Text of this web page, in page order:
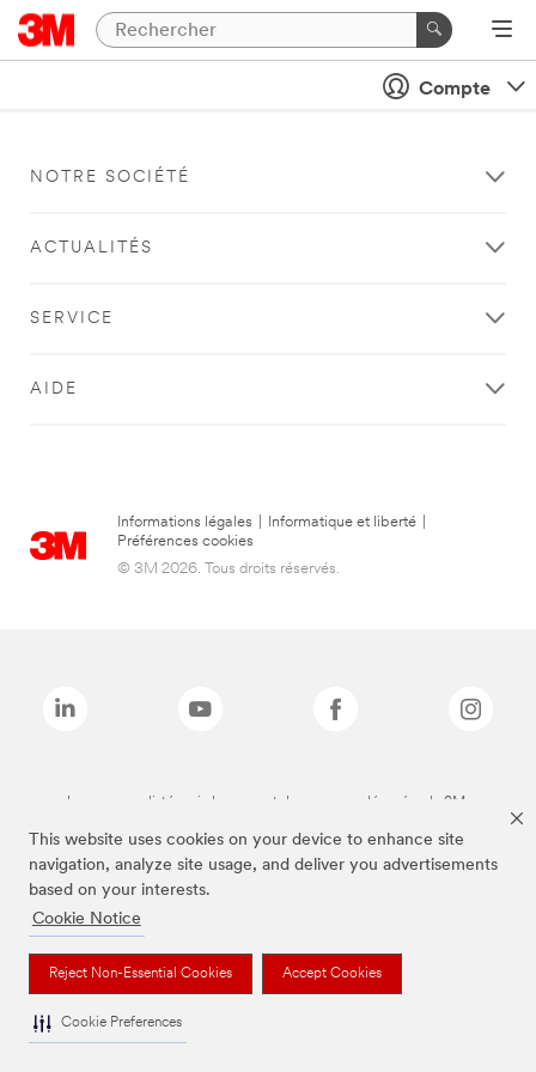
This website uses cookies on your device to enhance site
navigation, analyze site usage, and deliver you advertisements
based on your interests.
Cookie Notice
Reject Non-Essential Cookies Accept Cookies
Cookie Preferences
Compte
NOTRE SOCIÉTÉ
ACTUALITÉS
SERVICE
AIDE
Informations légales Informatique et liberté
Préférences cookies
© 3M 2026. Tous droits réservés.
Les marques listées ci-dessus sont des marques déposées de 3M.